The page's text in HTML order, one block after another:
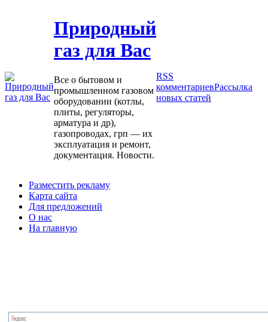
Природный
газ для Вас
Все о бытовом и
промышленном газовом
оборудовании (котлы,
плиты, регуляторы,
арматура и др),
газопроводах, грп — их
эксплуатация и ремонт,
документация. Новости.
RSS
комментариевРассылка
новых статей
Разместить рекламу
Карта сайта
Для предложений
О нас
На главную